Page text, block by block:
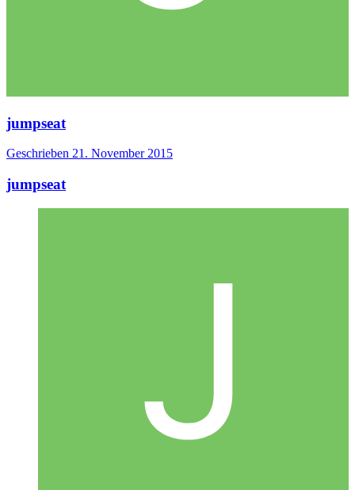
jumpseat
Geschrieben 21. November 2015
jumpseat